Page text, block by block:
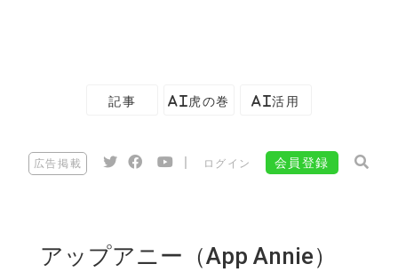
記事 AI虎の巻 AI活用
広告掲載 ログイン 会員登録
アップアニー（App Annie）